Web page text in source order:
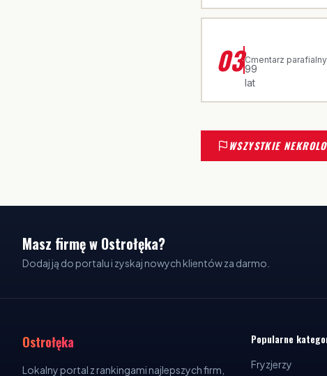
03·
99
lat
Cmentarz
WSZYSTKIE
Masz firmę w Ostrołęka?
Dodaj ją do portalu i zyskaj nowych klientów za darmo.
Ostrołęka
Lokalny portal z rankingami najlepszych firm,
Popularne
Fryzjerzy